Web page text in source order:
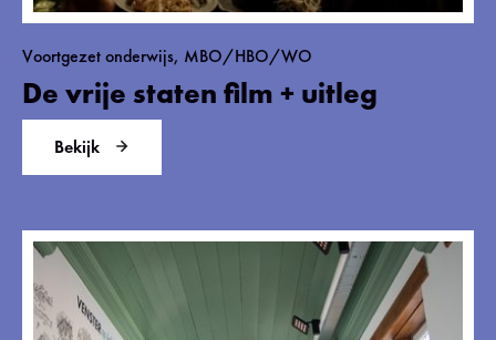
De vrije staten film + uitleg
Voortgezet onderwijs, MBO/HBO/WO
Bekijk